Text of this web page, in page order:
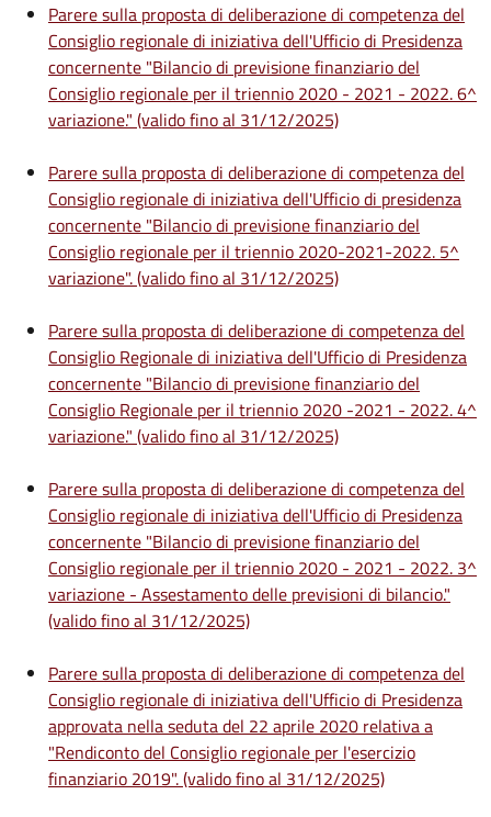
Parere sulla proposta di deliberazione di competenza del
Consiglio regionale di iniziativa dell'Ufficio di Presidenza
concernente "Bilancio di previsione finanziario del
Consiglio regionale per il triennio 2020 - 2021 - 2022. 6^
variazione." (valido fino al 31/12/2025)
Parere sulla proposta di deliberazione di competenza del
Consiglio regionale di iniziativa dell'Ufficio di presidenza
concernente "Bilancio di previsione finanziario del
Consiglio regionale per il triennio 2020-2021-2022. 5^
variazione". (valido fino al 31/12/2025)
Parere sulla proposta di deliberazione di competenza del
Consiglio Regionale di iniziativa dell'Ufficio di Presidenza
concernente "Bilancio di previsione finanziario del
Consiglio Regionale per il triennio 2020 -2021 - 2022. 4^
variazione." (valido fino al 31/12/2025)
Parere sulla proposta di deliberazione di competenza del
Consiglio regionale di iniziativa dell'Ufficio di Presidenza
concernente "Bilancio di previsione finanziario del
Consiglio regionale per il triennio 2020 - 2021 - 2022. 3^
variazione - Assestamento delle previsioni di bilancio."
(valido fino al 31/12/2025)
Parere sulla proposta di deliberazione di competenza del
Consiglio regionale di iniziativa dell'Ufficio di Presidenza
approvata nella seduta del 22 aprile 2020 relativa a
"Rendiconto del Consiglio regionale per l'esercizio
finanziario 2019". (valido fino al 31/12/2025)